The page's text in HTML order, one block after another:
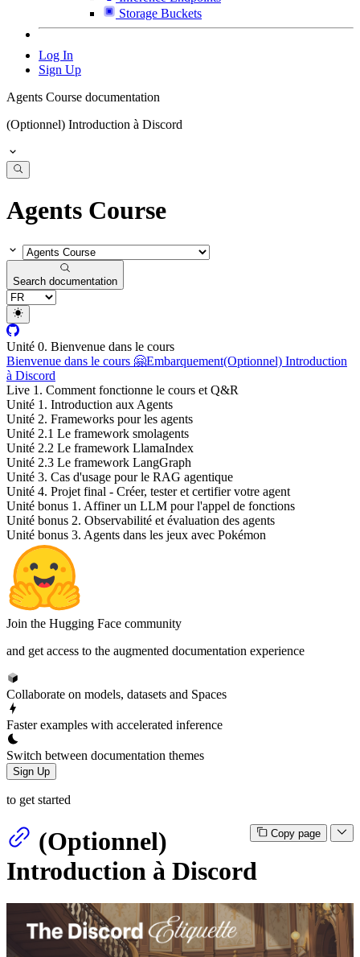
Storage Buckets
Log In
Sign Up
Agents Course documentation
(Optionnel) Introduction à Discord
Agents Course
Search documentation
Unité 0. Bienvenue dans le cours
Bienvenue dans le cours 🤗Embarquement(Optionnel) Introduction
à Discord
Live 1. Comment fonctionne le cours et Q&R
Unité 1. Introduction aux Agents
Unité 2. Frameworks pour les agents
Unité 2.1 Le framework smolagents
Unité 2.2 Le framework LlamaIndex
Unité 2.3 Le framework LangGraph
Unité 3. Cas d'usage pour le RAG agentique
Unité 4. Projet final - Créer, tester et certifier votre agent
Unité bonus 1. Affiner un LLM pour l'appel de fonctions
Unité bonus 2. Observabilité et évaluation des agents
Unité bonus 3. Agents dans les jeux avec Pokémon
Join the Hugging Face community
and get access to the augmented documentation experience
Collaborate on models, datasets and Spaces
Faster examples with accelerated inference
Switch between documentation themes
Sign Up
to get started
Copy page
(Optionnel)
Introduction à Discord